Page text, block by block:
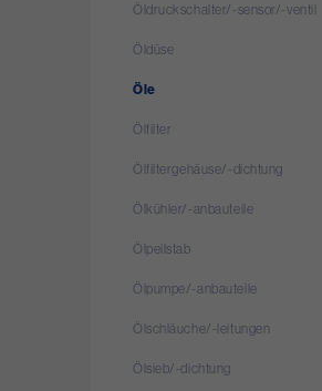
Öldruckschalter/­-sensor/­-ventil
Öldüse
Öle
Ölfilter
Ölfiltergehäuse/­-dichtung
Ölkühler/­-anbauteile
Ölpeilstab
Ölpumpe/­-anbauteile
Ölschläuche/­-leitungen
Ölsieb/­-dichtung